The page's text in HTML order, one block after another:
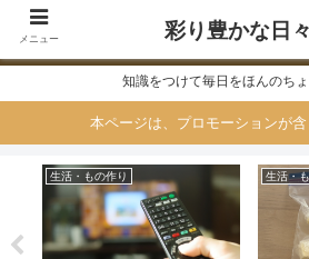
知識をつけて毎日をほんのち
本ページは、プロモーションが含
生活・もの作り 生活・
メニュー 彩り豊かな日